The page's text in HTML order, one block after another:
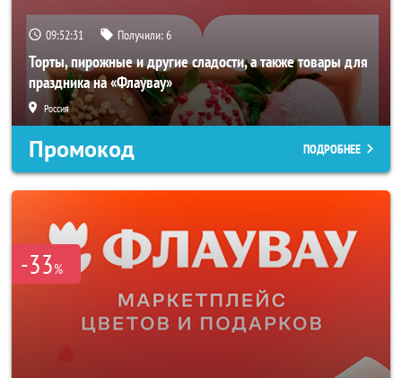
09:52:29 Получили:6
Торты, пирожные и другие сладости, а также товары для
праздника на «Флаувау»
Россия
Промокод ПОДРОБНЕЕ
-33%